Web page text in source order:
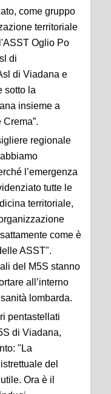
come gruppo
territoriale
Oglio Po
di
di Viadana e
sotto la
insieme a
regionale
l’emergenza
tutte le
territoriale,
come è
ASST".
del M5S stanno
all’interno
lombarda.
pentastellati
di Viadana,
"La
del
Ora è il